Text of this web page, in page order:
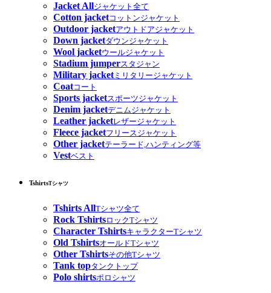
Jacket Allジャケット全て
Cotton jacketコットンジャケット
Outdoor jacketアウトドアジャケット
Down jacketダウンジャケット
Wool jacketウールジャケット
Stadium jumperスタジャン
Military jacketミリタリージャケット
Coatコート
Sports jacketスポーツジャケット
Denim jacketデニムジャケット
Leather jacketレザージャケット
Fleece jacketフリースジャケット
Other jacketテーラード,ハンティング等
Vestベスト
TshirtsTシャツ
Tshirts AllTシャツ全て
Rock TshirtsロックTシャツ
Character TshirtsキャラクターTシャツ
Old TshirtsオールドTシャツ
Other Tshirtsその他Tシャツ
Tank topタンクトップ
Polo shirtsポロシャツ